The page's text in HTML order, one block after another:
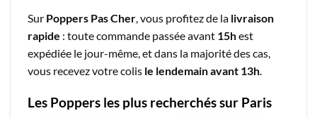
Sur Poppers Pas Cher, vous profitez de la livraison
rapide : toute commande passée avant 15hest
expédiée le jour-même, et dans la majorité des cas,
vous recevez votre colis le lendemain avant 13h.
Les Poppers les plus recherchés sur Paris